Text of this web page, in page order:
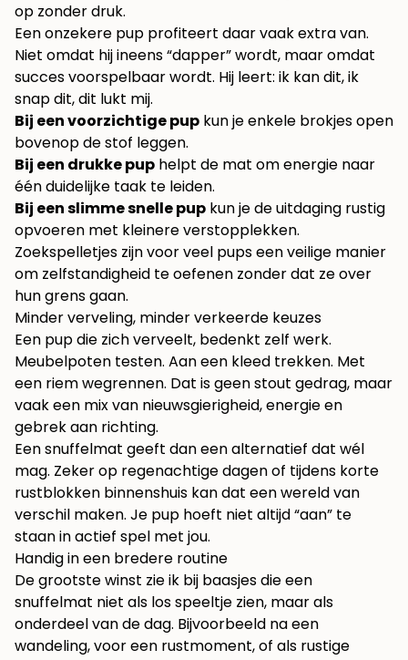
op zonder druk.
Een onzekere pup profiteert daar vaak extra van.
Niet omdat hij ineens “dapper” wordt, maar omdat
succes voorspelbaar wordt. Hij leert: ik kan dit, ik
snap dit, dit lukt mij.
Bij een voorzichtige pup kun je enkele brokjes open
bovenop de stof leggen.
Bij een drukke pup helpt de mat om energie naar
één duidelijke taak te leiden.
Bij een slimme snelle pup kun je de uitdaging rustig
opvoeren met kleinere verstopplekken.
Zoekspelletjes zijn voor veel pups een veilige manier
om zelfstandigheid te oefenen zonder dat ze over
hun grens gaan.
Minder verveling, minder verkeerde keuzes
Een pup die zich verveelt, bedenkt zelf werk.
Meubelpoten testen. Aan een kleed trekken. Met
een riem wegrennen. Dat is geen stout gedrag, maar
vaak een mix van nieuwsgierigheid, energie en
gebrek aan richting.
Een snuffelmat geeft dan een alternatief dat wél
mag. Zeker op regenachtige dagen of tijdens korte
rustblokken binnenshuis kan dat een wereld van
verschil maken. Je pup hoeft niet altijd “aan” te
staan in actief spel met jou.
Handig in een bredere routine
De grootste winst zie ik bij baasjes die een
snuffelmat niet als los speeltje zien, maar als
onderdeel van de dag. Bijvoorbeeld na een
wandeling, voor een rustmoment, of als rustige